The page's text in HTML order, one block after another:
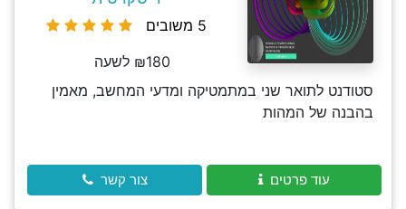
5 משובים
₪180 לשעה
סטודנט לתואר שני במתמטיקה ומדעי המחשב, מאמין
בהבנה של המהות
עוד פרטים צור קשר